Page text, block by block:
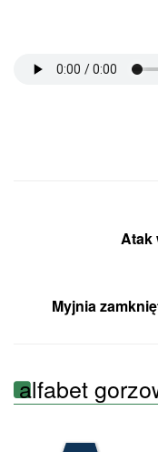
Atak
Myjnia
alfabet